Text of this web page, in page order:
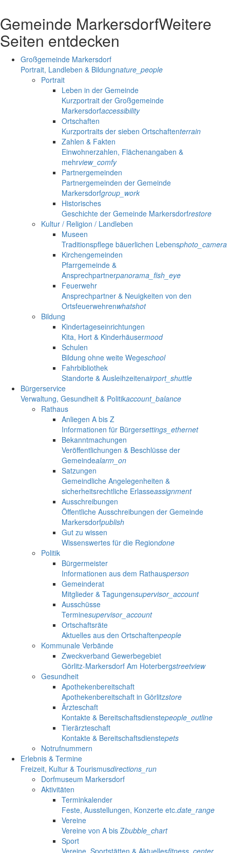
Gemeinde MarkersdorfWeitere
Seiten entdecken
Großgemeinde Markersdorf
Portrait, Landleben & Bildungnature_people
Portrait
Leben in der Gemeinde
Kurzportrait der Großgemeinde
Markersdorfaccessibility
Ortschaften
Kurzportraits der sieben Ortschaftenterrain
Zahlen & Fakten
Einwohnerzahlen, Flächenangaben &
mehrview_comfy
Partnergemeinden
Partnergemeinden der Gemeinde
Markersdorfgroup_work
Historisches
Geschichte der Gemeinde Markersdorfrestore
Kultur / Religion / Landleben
Museen
Traditionspflege bäuerlichen Lebensphoto_camera
Kirchengemeinden
Pfarrgemeinde &
Ansprechpartnerpanorama_fish_eye
Feuerwehr
Ansprechpartner & Neuigkeiten von den
Ortsfeuerwehrenwhatshot
Bildung
Kindertageseinrichtungen
Kita, Hort & Kinderhäusermood
Schulen
Bildung ohne weite Wegeschool
Fahrbibliothek
Standorte & Ausleihzeitenairport_shuttle
Bürgerservice
Verwaltung, Gesundheit & Politikaccount_balance
Rathaus
Anliegen A bis Z
Informationen für Bürgersettings_ethernet
Bekanntmachungen
Veröffentlichungen & Beschlüsse der
Gemeindealarm_on
Satzungen
Gemeindliche Angelegenheiten &
sicherheitsrechtliche Erlasseassignment
Ausschreibungen
Öffentliche Ausschreibungen der Gemeinde
Markersdorfpublish
Gut zu wissen
Wissenswertes für die Regiondone
Politik
Bürgermeister
Informationen aus dem Rathausperson
Gemeinderat
Mitglieder & Tagungensupervisor_account
Ausschüsse
Terminesupervisor_account
Ortschaftsräte
Aktuelles aus den Ortschaftenpeople
Kommunale Verbände
Zweckverband Gewerbegebiet
Görlitz-Markersdorf Am Hoterbergstreetview
Gesundheit
Apothekenbereitschaft
Apothekenbereitschaft in Görlitzstore
Ärzteschaft
Kontakte & Bereitschaftsdienstepeople_outline
Tierärzteschaft
Kontakte & Bereitschaftsdienstepets
Notrufnummern
Erlebnis & Termine
Freizeit, Kultur & Tourismusdirections_run
Dorfmuseum Markersdorf
Aktivitäten
Terminkalender
Feste, Ausstellungen, Konzerte etc.date_range
Vereine
Vereine von A bis Zbubble_chart
Sport
Vereine, Sportstätten & Aktuellesfitness_center